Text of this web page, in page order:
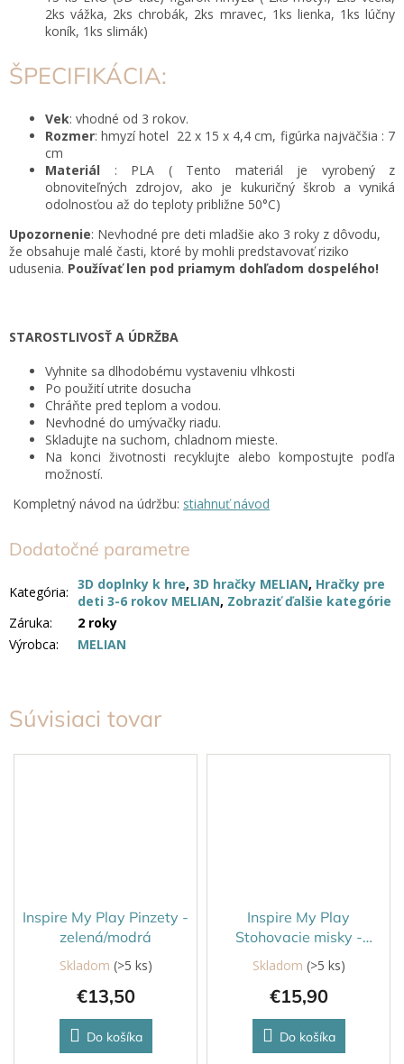
Súvisiaci tovar
Inspire My Play Pinzety -
zelená/modrá
Skladom (>5 ks)
€13,50
Do košíka
Inspire My Play
Stohovacie misky -
zelená/modrá
Skladom (>5 ks)
€15,90
Do košíka
2ks vážka, 2ks chrobák, 2ks mravec, 1ks lienka, 1ks lúčny
koník, 1ks slimák)
ŠPECIFIKÁCIA:
Vek: vhodné od 3 rokov.
Rozmer: hmyzí hotel 22 x 15 x 4,4 cm, figúrka najväčšia : 7
cm
Materiál : PLA ( Tento materiál je vyrobený z
obnoviteľných zdrojov, ako je kukuričný škrob a vyniká
odolnosťou až do teploty približne 50°C)
Upozornenie: Nevhodné pre deti mladšie ako 3 roky z dôvodu,
že obsahuje malé časti, ktoré by mohli predstavovať riziko
udusenia. Používať len pod priamym dohľadom dospelého!
STAROSTLIVOSŤ A ÚDRŽBA
Vyhnite sa dlhodobému vystaveniu vlhkosti
Po použití utrite dosucha
Chráňte pred teplom a vodou.
Nevhodné do umývačky riadu.
Skladujte na suchom, chladnom mieste.
Na konci životnosti recyklujte alebo kompostujte podľa
možností.
Kompletný návod na údržbu: stiahnuť návod
Dodatočné parametre
Kategória: 3D doplnky k hre, 3D hračky MELIAN, Hračky pre
deti 3-6 rokov MELIAN, Zobraziť ďalšie kategórie
Záruka:
2 roky
Výrobca: MELIAN